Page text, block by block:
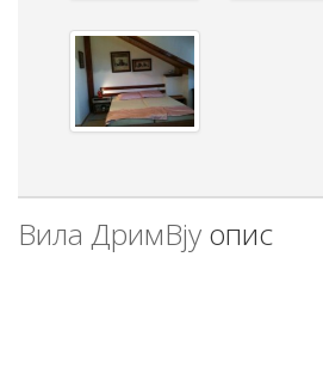
Вила ДримВју опис